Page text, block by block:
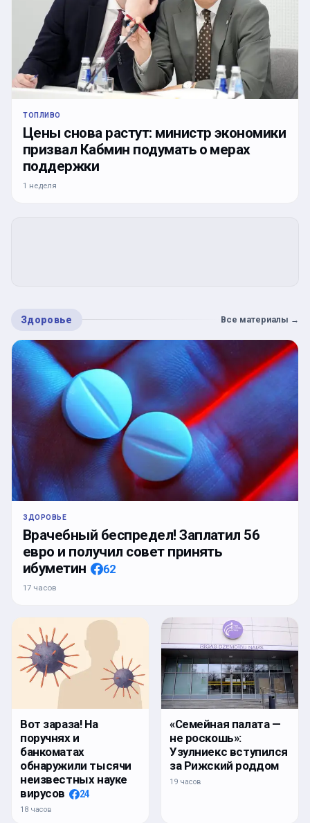
ТОПЛИВО
Цены снова растут: министр экономики
призвал Кабмин подумать о мерах
поддержки
1 неделя
Здоровье Все материалы →
ЗДОРОВЬЕ
Врачебный беспредел! Заплатил 56
евро и получил совет принять
ибуметин
62
17 часов
Вот зараза! На
поручнях и
банкоматах
обнаружили тысячи
неизвестных науке
вирусов
24
18 часов
«Семейная палата —
не роскошь»:
Узулниекс вступился
за Рижский роддом
19 часов